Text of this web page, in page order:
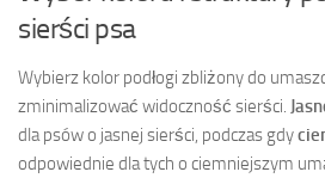
sierści psa
Wybierz kolor podłogi zbliżony do
zminimalizować widoczność sierści.
dla psów o jasnej sierści, podczas gdy
odpowiednie dla tych o ciemniejszym